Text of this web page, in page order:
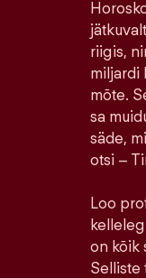
riigis,
miljardi
mõte.
sa
säde,
otsi –
Loo
on kõik
Selliste